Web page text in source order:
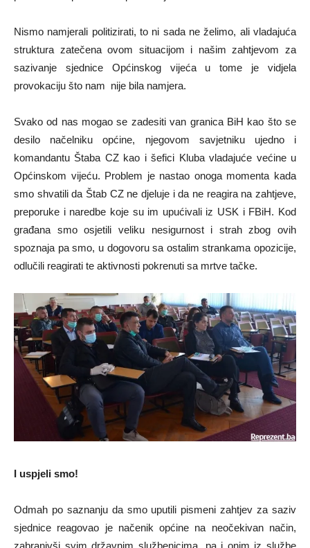
Nismo namjerali politizirati, to ni sada ne želimo, ali vladajuća
struktura zatečena ovom situacijom i našim zahtjevom za
sazivanje sjednice Općinskog vijeća u tome je vidjela
provokaciju što nam nije bila namjera.
Svako od nas mogao se zadesiti van granica BiH kao što se
desilo načelniku općine, njegovom savjetniku ujedno i
komandantu Štaba CZ kao i šefici Kluba vladajuće većine u
Općinskom vijeću. Problem je nastao onoga momenta kada
smo shvatili da Štab CZ ne djeluje i da ne reagira na zahtjeve,
preporuke i naredbe koje su im upućivali iz USK i FBiH. Kod
građana smo osjetili veliku nesigurnost i strah zbog ovih
spoznaja pa smo, u dogovoru sa ostalim strankama opozicije,
odlučili reagirati te aktivnosti pokrenuti sa mrtve tačke.
I uspjeli smo!
Odmah po saznanju da smo uputili pismeni zahtjev za saziv
sjednice reagovao je načenik općine na neočekivan način,
zabranivši svim državnim službenicima, pa i onim iz službe